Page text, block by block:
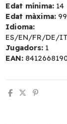
Edat mínima: 14
Edat màxima: 99
Idioma:
ES/EN/FR/DE/
Jugadors: 1
EAN: